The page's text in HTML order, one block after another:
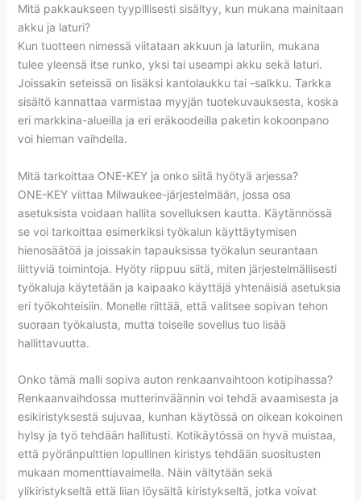
Mitä pakkaukseen tyypillisesti sisältyy, kun mukana mainitaan
akku ja laturi?
Kun tuotteen nimessä viitataan akkuun ja laturiin, mukana
tulee yleensä itse runko, yksi tai useampi akku sekä laturi.
Joissakin seteissä on lisäksi kantolaukku tai -salkku. Tarkka
sisältö kannattaa varmistaa myyjän tuotekuvauksesta, koska
eri markkina-alueilla ja eri eräkoodeilla paketin kokoonpano
voi hieman vaihdella.
Mitä tarkoittaa ONE-KEY ja onko siitä hyötyä arjessa?
ONE-KEY viittaa Milwaukee-järjestelmään, jossa osa
asetuksista voidaan hallita sovelluksen kautta. Käytännössä
se voi tarkoittaa esimerkiksi työkalun käyttäytymisen
hienosäätöä ja joissakin tapauksissa työkalun seurantaan
liittyviä toimintoja. Hyöty riippuu siitä, miten järjestelmällisesti
työkaluja käytetään ja kaipaako käyttäjä yhtenäisiä asetuksia
eri työkohteisiin. Monelle riittää, että valitsee sopivan tehon
suoraan työkalusta, mutta toiselle sovellus tuo lisää
hallittavuutta.
Onko tämä malli sopiva auton renkaanvaihtoon kotipihassa?
Renkaanvaihdossa mutterinväännin voi tehdä avaamisesta ja
esikiristyksestä sujuvaa, kunhan käytössä on oikean kokoinen
hylsy ja työ tehdään hallitusti. Kotikäytössä on hyvä muistaa,
että pyöränpulttien lopullinen kiristys tehdään suositusten
mukaan momenttiavaimella. Näin vältytään sekä
ylikiristykseltä että liian löysältä kiristykseltä, jotka voivat